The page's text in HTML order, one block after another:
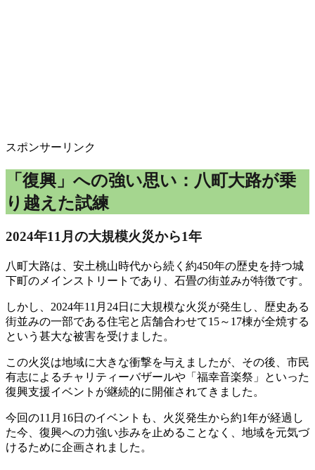
スポンサーリンク
「復興」への強い思い：八町大路が乗
り越えた試練
2024年11月の大規模火災から1年
八町大路は、安土桃山時代から続く約450年の歴史を持つ城
下町のメインストリートであり、石畳の街並みが特徴です。
しかし、2024年11月24日に大規模な火災が発生し、歴史ある
街並みの一部である住宅と店舗合わせて15～17棟が全焼する
という甚大な被害を受けました。
この火災は地域に大きな衝撃を与えましたが、その後、市民
有志によるチャリティーバザールや「福幸音楽祭」といった
復興支援イベントが継続的に開催されてきました。
今回の11月16日のイベントも、火災発生から約1年が経過し
た今、復興への力強い歩みを止めることなく、地域を元気づ
けるために企画されました。